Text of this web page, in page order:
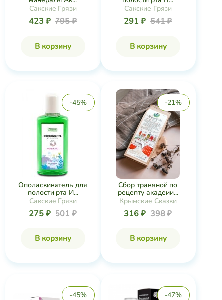
Сакские Грязи
423 ₽ 795 ₽
В корзину
Сакские Грязи
291 ₽ 541 ₽
В корзину
-45%
Ополаскиватель для
полости рта И...
Сакские Грязи
275 ₽ 501 ₽
В корзину
-21%
Сбор травяной по
рецепту академи...
Крымские Сказки
316 ₽ 398 ₽
В корзину
-45% -47%